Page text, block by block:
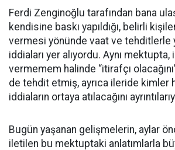
Ferdi Zenginoğlu tarafından bana
kendisine baskı yapıldığı, belirli
vermesi yönünde vaat ve tehditlerle
iddiaları yer alıyordu. Aynı mektupta,
vermemem halinde “itirafçı
de tehdit etmiş, ayrıca ileride kimler
iddiaların ortaya atılacağını
Bugün yaşanan gelişmelerin, aylar
iletilen bu mektuptaki anlatımlarla